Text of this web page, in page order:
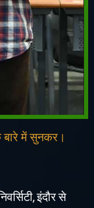
में सुनकर।
इंदौर से